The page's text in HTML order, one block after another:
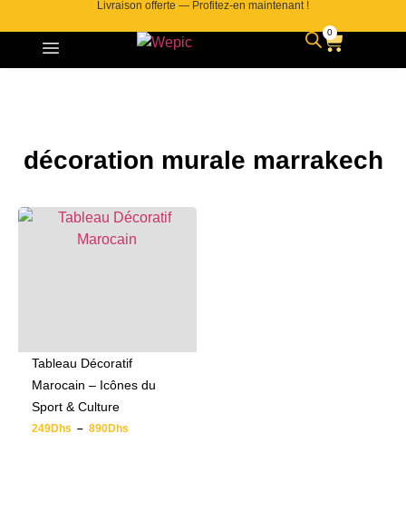
Livraison offerte — Profitez-en maintenant !
0
décoration murale marrakech
Tableau Décoratif
Marocain – Icônes du
Sport & Culture
249Dhs – 890Dhs